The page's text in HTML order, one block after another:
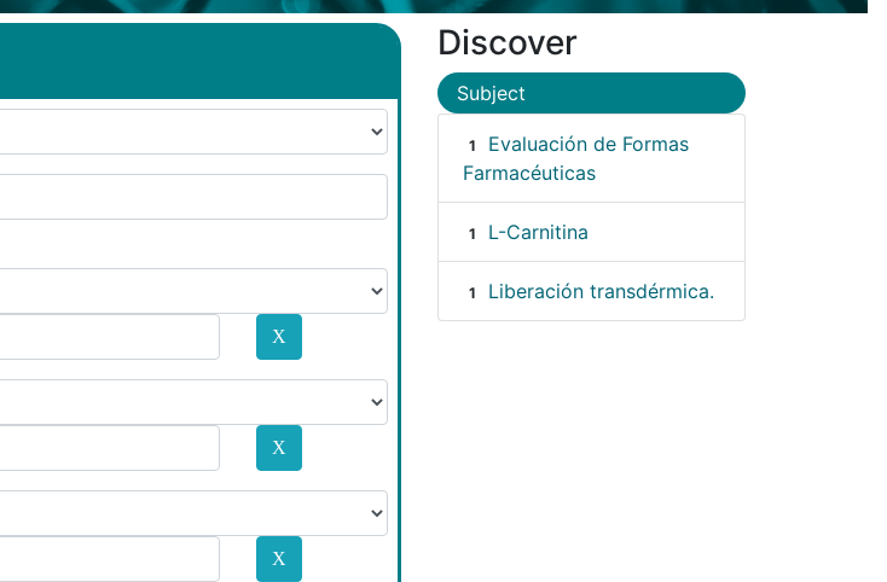
Discover
Subject
1
Evaluación de Formas
Farmacéuticas
1 L-Carnitina
1 Liberación transdérmica.